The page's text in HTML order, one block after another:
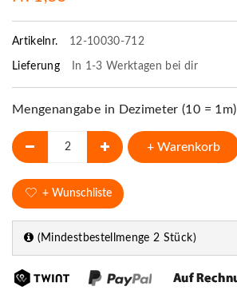
Artikelnr. 12-10030-712
Lieferung In 1-3 Werktagen bei dir
Mengenangabe in Dezimeter (10 = 1m)
+ Warenkorb
+ Wunschliste
(Mindestbestellmenge 2 Stück)